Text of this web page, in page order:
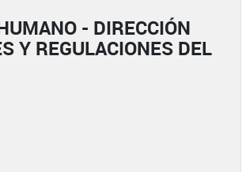
- DIRECCIÓN
Y REGULACIONES DEL